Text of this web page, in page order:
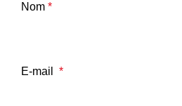
Nom *
E-mail *